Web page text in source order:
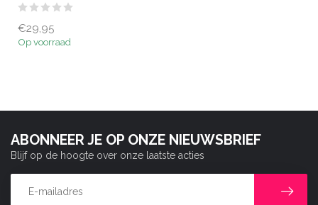
€29,95
Op voorraad
ABONNEER JE OP ONZE NIEUWSBRIEF
Blijf op de hoogte over onze laatste acties